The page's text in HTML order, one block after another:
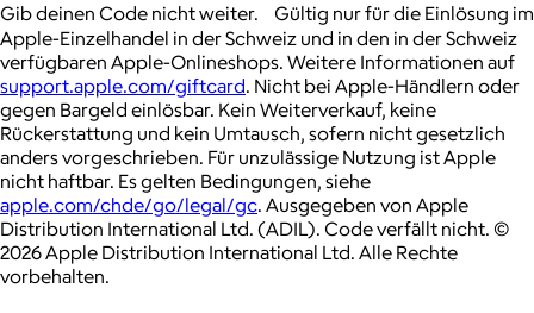
Gib deinen Code nicht weiter. Gültig nur für die Einlösung im
Apple-Einzelhandel in der Schweiz und in den in der Schweiz
verfügbaren Apple-Onlineshops. Weitere Informationen auf
support.apple.com/giftcard. Nicht bei Apple-Händlern oder
gegen Bargeld einlösbar. Kein Weiterverkauf, keine
Rückerstattung und kein Umtausch, sofern nicht gesetzlich
anders vorgeschrieben. Für unzulässige Nutzung ist Apple
nicht haftbar. Es gelten Bedingungen, siehe
apple.com/chde/go/legal/gc. Ausgegeben von Apple
Distribution International Ltd. (ADIL). Code verfällt nicht. ©
2026 Apple Distribution International Ltd. Alle Rechte
vorbehalten.